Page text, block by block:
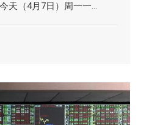
天（4月7日）周一一...